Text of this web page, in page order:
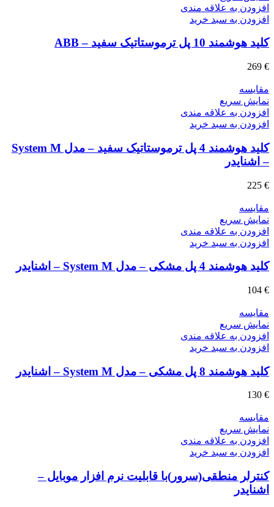
افزودن به علاقه مندی
افزودن به سبد خرید
کلید هوشمند 10 پل ترموستاتیک سفید – ABB
269 €
مقايسه
نمایش سریع
افزودن به علاقه مندی
افزودن به سبد خرید
کلید هوشمند 4 پل ترموستاتیک سفید – مدل System M
– اشنایدر
225 €
مقايسه
نمایش سریع
افزودن به علاقه مندی
افزودن به سبد خرید
کلید هوشمند 4 پل مشکی – مدل System M – اشنایدر
104 €
مقايسه
نمایش سریع
افزودن به علاقه مندی
افزودن به سبد خرید
کلید هوشمند 8 پل مشکی – مدل System M – اشنایدر
130 €
مقايسه
نمایش سریع
افزودن به علاقه مندی
افزودن به سبد خرید
کنترلر منطقی(سرور)با قابلیت نرم افزار موبایل –
اشنایدر